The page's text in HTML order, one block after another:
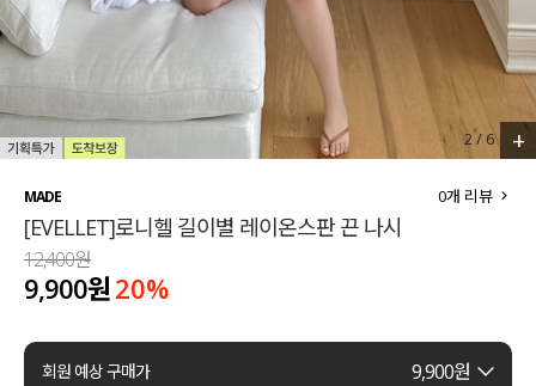
하객룩
티셔츠
팬츠
셔츠
원피스
팬츠
스커트
언더웨어
2/ 6 +
MADE
[EVELLET]로니헬 길이별 레이온스판 끈 나시
0개 리뷰
12,400원
9,900원 20%
회원 예상 구매가 9,900원